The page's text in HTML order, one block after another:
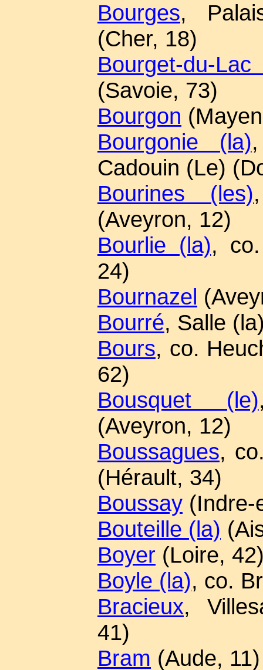
Bourges,
(Cher, 18)
Bourget-du-
(Savoie, 73)
Bourgon
Bourgonie (la)
Cadouin (Le)
Bourines (les)
(Aveyron, 12)
Bourlie (la),
24)
Bournazel
Bourré, Salle
Bours, co.
62)
Bousquet (le)
(Aveyron, 12)
Boussagues,
(Hérault, 34)
Boussay (Indre-
Bouteille (la)
Boyer (Loire,
Boyle (la), co.
Bracieux,
41)
Bram (Aude, 11)